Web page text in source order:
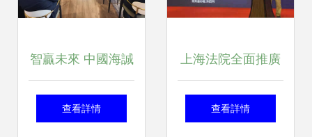
智贏未來 中國海誠
承辦上海市BIM技
查看詳情
上海法院全面推廣
電子卷宗 可信電子
查看詳情